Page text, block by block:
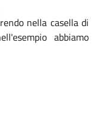
nella casella di
abbiamo